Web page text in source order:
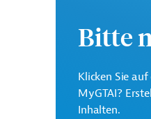
Ministerio de
Bitte
Klicken Sie
MyGTAI?
Inhalten.